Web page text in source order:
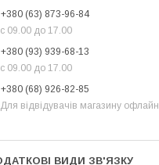
+380 (63) 873-96-84
с 09.00 до 17.00
+380 (93) 939-68-13
с 09.00 до 17.00
+380 (68) 926-82-85
Для відвідувачів магазину офлайн